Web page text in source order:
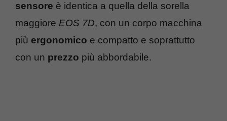
sensore è identica a quella della sorella
maggiore EOS 7D, con un corpo macchina
più ergonomico e compatto e soprattutto
con un prezzo più abbordabile.